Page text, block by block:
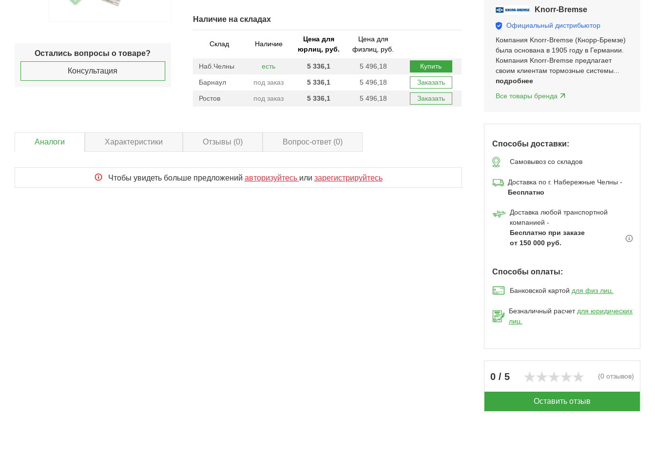
Остались вопросы о товаре?
Консультация
Наличие на складах
Склад Наличие
Цена для
юрлиц, руб.
Цена для
физлиц, руб.
Наб.Челны есть 5 336,1 5 496,18 Купить
Барнаул под заказ 5 336,1 5 496,18 Заказать
Ростов под заказ 5 336,1 5 496,18 Заказать
Аналоги Характеристики Отзывы (0) Вопрос-ответ (0)
Чтобы увидеть больше предложений авторизуйтесь или зарегистрируйтесь
Knorr-Bremse
Официальный дистрибьютор
Компания Knorr-Bremse (Кнорр-Бремзе)
была основана в 1905 году в Германии.
Компания Knorr-Bremse предлагает
своим клиентам тормозные системы...
подробнее
Все товары бренда
Способы доставки:
Самовывоз со складов
Доставка по г. Набережные Челны -
Бесплатно
Доставка любой транспортной
компанией -
Бесплатно при заказе
от 150 000 руб.
Способы оплаты:
Банковской картой для физ лиц.
Безналичный расчетдля юридических
лиц.
0 / 5 (0 отзывов)
Оставить отзыв